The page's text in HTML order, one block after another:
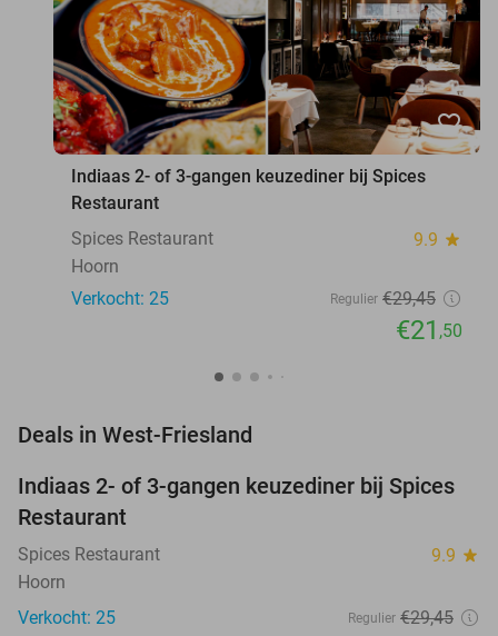
favorite_border
Indiaas 2- of 3-gangen keuzediner bij Spices
Restaurant
Spices Restaurant
9.9 star
Hoorn
Verkocht: 25
Regulier €29,45
€21 ,50
Deals in West-Friesland
27%
Indiaas 2- of 3-gangen keuzediner bij Spices
Restaurant
Spices Restaurant 9.9 star
Hoorn
Verkocht: 25
Regulier €29,45